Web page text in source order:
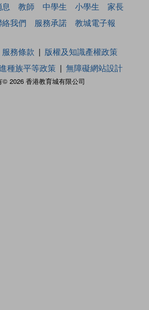
教師 中學生 小學生
家長
我們 服務承諾 教城電子報
© 2026 香港教育城有限公司
服務條款
版權及知識產權政策
種族平等政策 無障礙網站設計